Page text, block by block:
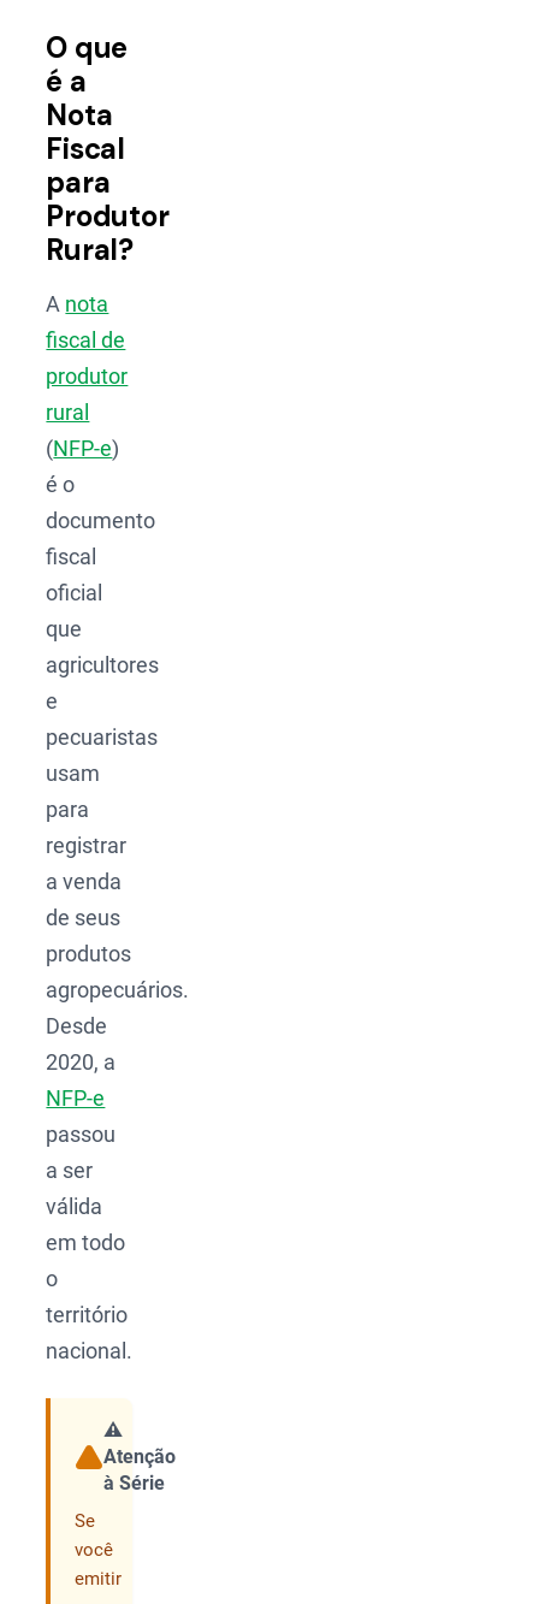
O que
é a
Nota
Fiscal
para
Produtor
Rural?
A nota
fiscal de
produtor
rural
(NFP-e)
é o
documento
fiscal
oficial
que
agricultores
e
pecuaristas
usam
para
registrar
a venda
de seus
produtos
agropecuários.
Desde
2020, a
NFP-e
passou
a ser
válida
em todo
o
território
nacional.
⚠️
Atenção
à Série
Se
você
emitir